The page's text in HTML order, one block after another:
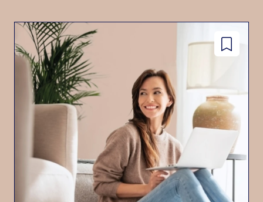
facebookinstagram
pinterestyoutube
Dodaj
do